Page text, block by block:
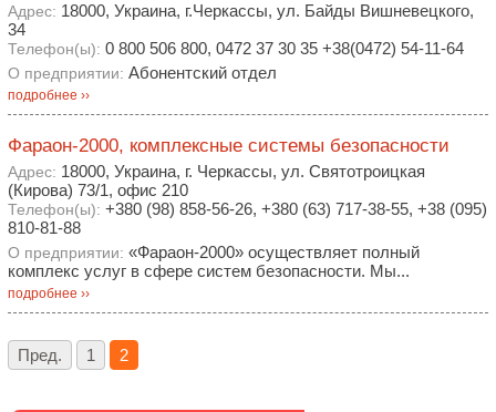
Адрес: 18000, Украина, г.Черкассы, ул. Байды Вишневецкого,
34
Телефон(ы): 0 800 506 800, 0472 37 30 35 +38(0472) 54-11-64
О предприятии: Абонентский отдел
подробнее ››
Фараон-2000, комплексные системы безопасности
Адрес: 18000, Украина, г. Черкассы, ул. Святотроицкая
(Кирова) 73/1, офис 210
Телефон(ы): +380 (98) 858-56-26, +380 (63) 717-38-55, +38 (095)
810-81-88
О предприятии: «Фараон-2000» осуществляет полный
комплекс услуг в сфере систем безопасности. Мы...
подробнее ››
Пред. 1 2